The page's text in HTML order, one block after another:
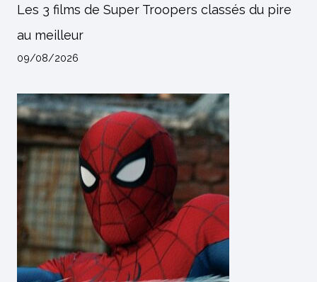
Les 3 films de Super Troopers classés du pire
au meilleur
09/08/2026